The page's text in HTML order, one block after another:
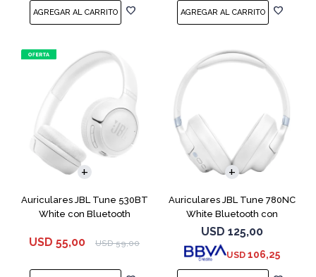
Auriculares JBL Tune 530BT
White con Bluetooth
USD 55,00 USD 59,00
Auriculares JBL Tune 780NC
White Bluetooth con
Micrófono
USD 125,00
USD 106,25